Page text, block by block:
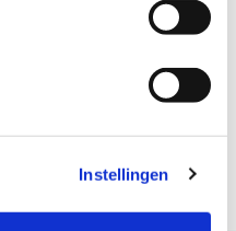
Instellingen